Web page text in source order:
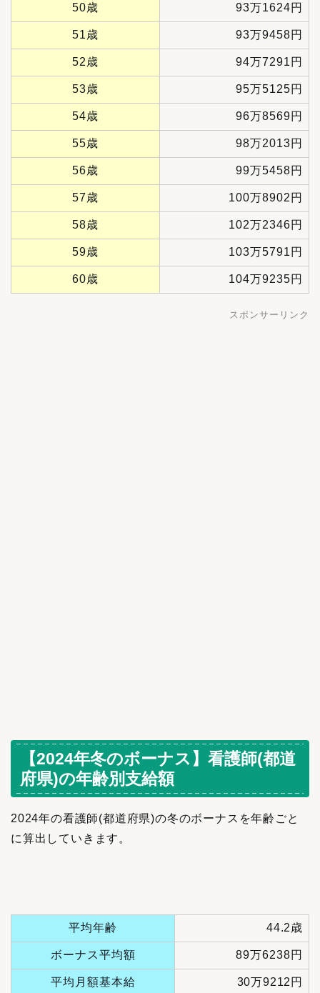
50歳 93万1624円
51歳 93万9458円
52歳 94万7291円
53歳 95万5125円
54歳 96万8569円
55歳 98万2013円
56歳 99万5458円
57歳 100万8902円
58歳 102万2346円
59歳 103万5791円
60歳 104万9235円
スポンサーリンク
【2024年冬のボーナス】看護師(都道
府県)の年齢別支給額
2024年の看護師(都道府県)の冬のボーナスを年齢ごと
に算出していきます。
平均年齢 44.2歳
ボーナス平均額 89万6238円
平均月額基本給 30万9212円